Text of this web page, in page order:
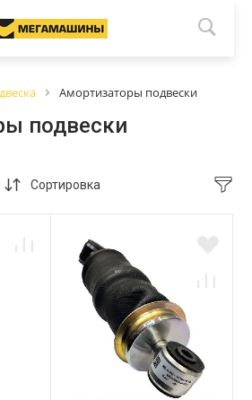
Амортизаторы подвески
подвески
Сортировка